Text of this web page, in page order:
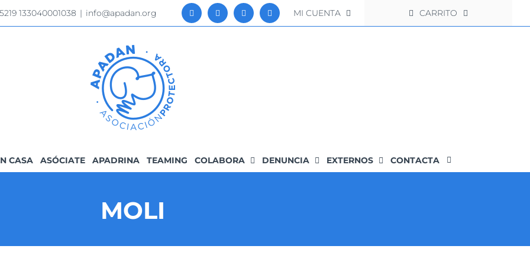
133040001038 | info@apadan.org MI CUENTA CARRITO
CASA ASÓCIATE APADRINA TEAMING COLABORA DENUNCIA EXTERNOS CONTACTA
MOLI